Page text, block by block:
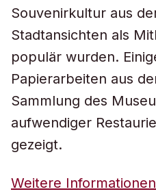
Souvenirkultur aus
Stadtansichten als
populär wurden.
Papierarbeiten aus
Sammlung des
aufwendiger
gezeigt.
Weitere